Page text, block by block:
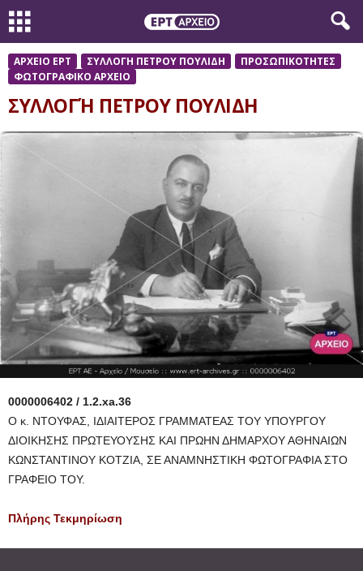
ΑΡΧΕΙΟ ΕΡΤ ΣΥΛΛΟΓΗ ΠΕΤΡΟΥ ΠΟΥΛΙΔΗ
ΠΡΟΣΩΠΙΚΟΤΗΤΕΣ
ΦΩΤΟΓΡΑΦΙΚΟ ΑΡΧΕΙΟ
ΣΥΛΛΟΓΉ ΠΕΤΡΟΥ ΠΟΥΛΙΔΗ
0000006402 / 1.2.xa.36
Ο κ. ΝΤΟΥΦΑΣ, ΙΔΙΑΙΤΕΡΟΣ ΓΡΑΜΜΑΤΕΑΣ ΤΟΥ ΥΠΟΥΡΓΟΥ
ΔΙΟΙΚΗΣΗΣ ΠΡΩΤΕΥΟΥΣΗΣ ΚΑΙ ΠΡΩΗΝ ΔΗΜΑΡΧΟΥ ΑΘΗΝΑΙΩΝ
ΚΩΝΣΤΑΝΤΙΝΟΥ ΚΟΤΖΙΑ, ΣΕ ΑΝΑΜΝΗΣΤΙΚΗ ΦΩΤΟΓΡΑΦΙΑ ΣΤΟ
ΓΡΑΦΕΙΟ ΤΟΥ.
Πλήρης Τεκμηρίωση